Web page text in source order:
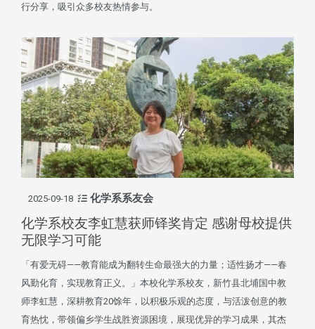
行分享，吸引众多校友热情参与。
2025-09-18 化学系系友会
化学系校友李虹慧获师铎奖肯定 感谢母校提供
无限学习可能
「有爱无碍——教育能成为翻转生命最强大的力量；适性扬才——春
风勤化育，实现教育正义。」本校化学系校友，新竹县北埔国中教
师李虹慧，深耕教育20馀年，以积极乐观的态度，与活泼创意的教
育热忱，带领偏乡学生战胜资源困境，展现优异的学习成果，其杰